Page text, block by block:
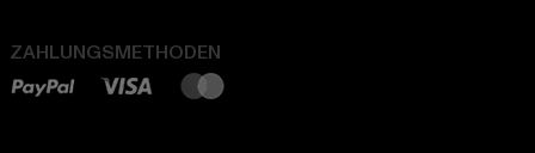
ZAHLUNGSMETHODEN